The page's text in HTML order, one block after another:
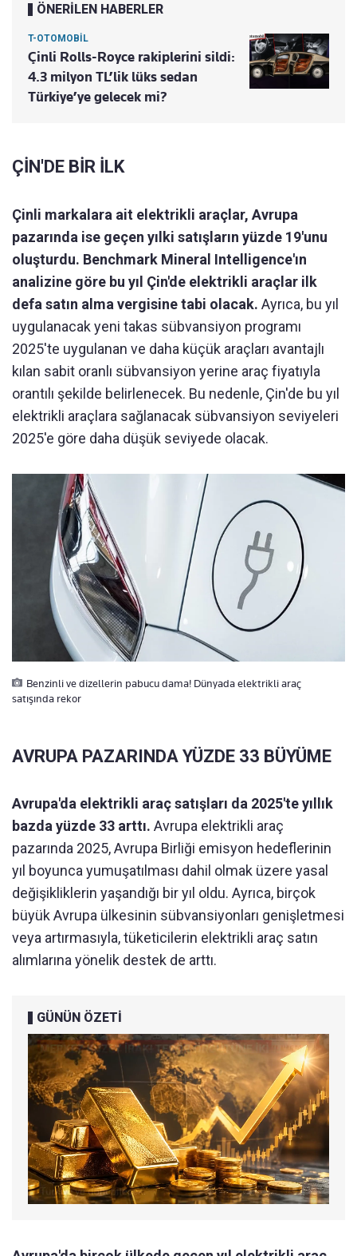
ÖNERİLEN HABERLER
T-OTOMOBİL
Çinli Rolls-Royce rakiplerini sildi:
4.3 milyon TL’lik lüks sedan
Türkiye’ye gelecek mi?
ÇİN'DE BİR İLK
Çinli markalara ait elektrikli araçlar, Avrupa
pazarında ise geçen yılki satışların yüzde 19'unu
oluşturdu. Benchmark Mineral Intelligence'ın
analizine göre bu yıl Çin'de elektrikli araçlar ilk
defa satın alma vergisine tabi olacak. Ayrıca, bu yıl
uygulanacak yeni takas sübvansiyon programı
2025'te uygulanan ve daha küçük araçları avantajlı
kılan sabit oranlı sübvansiyon yerine araç fiyatıyla
orantılı şekilde belirlenecek. Bu nedenle, Çin'de bu yıl
elektrikli araçlara sağlanacak sübvansiyon seviyeleri
2025'e göre daha düşük seviyede olacak.
Benzinli ve dizellerin pabucu dama! Dünyada elektrikli araç
satışında rekor
AVRUPA PAZARINDA YÜZDE 33 BÜYÜME
Avrupa'da elektrikli araç satışları da 2025'te yıllık
bazda yüzde 33 arttı. Avrupa elektrikli araç
pazarında 2025, Avrupa Birliği emisyon hedeflerinin
yıl boyunca yumuşatılması dahil olmak üzere yasal
değişikliklerin yaşandığı bir yıl oldu. Ayrıca, birçok
büyük Avrupa ülkesinin sübvansiyonları genişletmesi
veya artırmasıyla, tüketicilerin elektrikli araç satın
alımlarına yönelik destek de arttı.
GÜNÜN ÖZETİ